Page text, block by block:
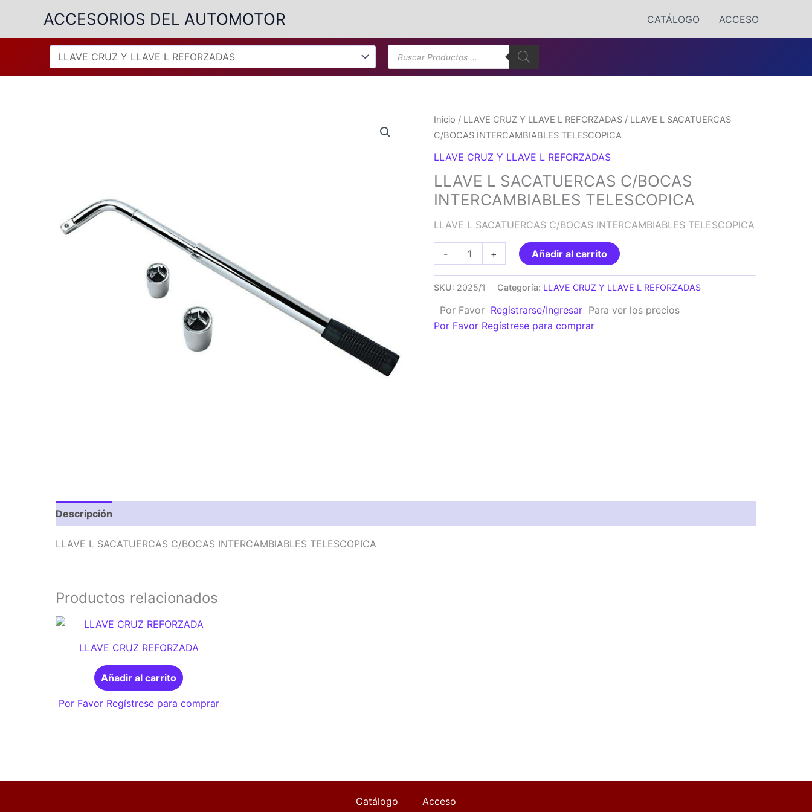
contenido
ACCESORIOS DEL AUTOMOTOR CATÁLOGO ACCESO
Búsqueda
de
productos
Inicio / LLAVE CRUZ Y LLAVE L REFORZADAS / LLAVE L SACATUERCAS
C/BOCAS INTERCAMBIABLES TELESCOPICA
LLAVE CRUZ Y LLAVE L REFORZADAS
LLAVE L SACATUERCAS C/BOCAS
INTERCAMBIABLES TELESCOPICA
LLAVE L SACATUERCAS C/BOCAS INTERCAMBIABLES TELESCOPICA
-
L
INTERCAMBIABLES
TELESCOPICA
+ Añadir al carrito
SKU: 2025/1 Categoría: LLAVE CRUZ Y LLAVE L REFORZADAS
Por Favor Registrarse/Ingresar Para ver los precios
Por Favor Regístrese para comprar
Descripción
LLAVE L SACATUERCAS C/BOCAS INTERCAMBIABLES TELESCOPICA
Productos relacionados
LLAVE CRUZ REFORZADA
Añadir al carrito
Por Favor Regístrese para comprar
Catálogo Acceso